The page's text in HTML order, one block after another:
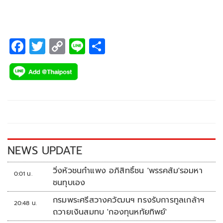
F
ac
e
k
T
wi
tt
C
o
p
k
Li
NEWS UPDATE
0:01 น.
วิ่งหัวชนกำแพง อภิสิทธิ์ชน 'พรรคส้ม'รอมหา
ชนทุบเอง
20:48 น.
กรมพระศรีสวางควัฒนฯ ทรงรับการทูลเกล้าฯ
ถวายเงินสมทบ 'กองทุนหทัยทิพย์'